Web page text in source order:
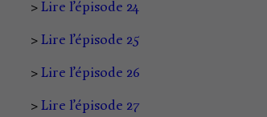
> Lire l’épisode 24
> Lire l’épisode 25
> Lire l’épisode 26
> Lire l’épisode 27